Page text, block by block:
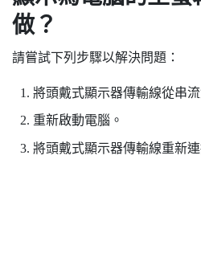
做？
請嘗試下列步驟以解決問題：
將頭戴式顯示器傳輸線從串流
重新啟動電腦。
將頭戴式顯示器傳輸線重新